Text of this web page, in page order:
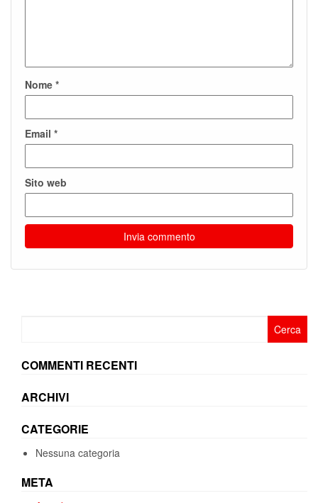
Nome *
Email *
Sito web
COMMENTI RECENTI
ARCHIVI
CATEGORIE
Nessuna categoria
META